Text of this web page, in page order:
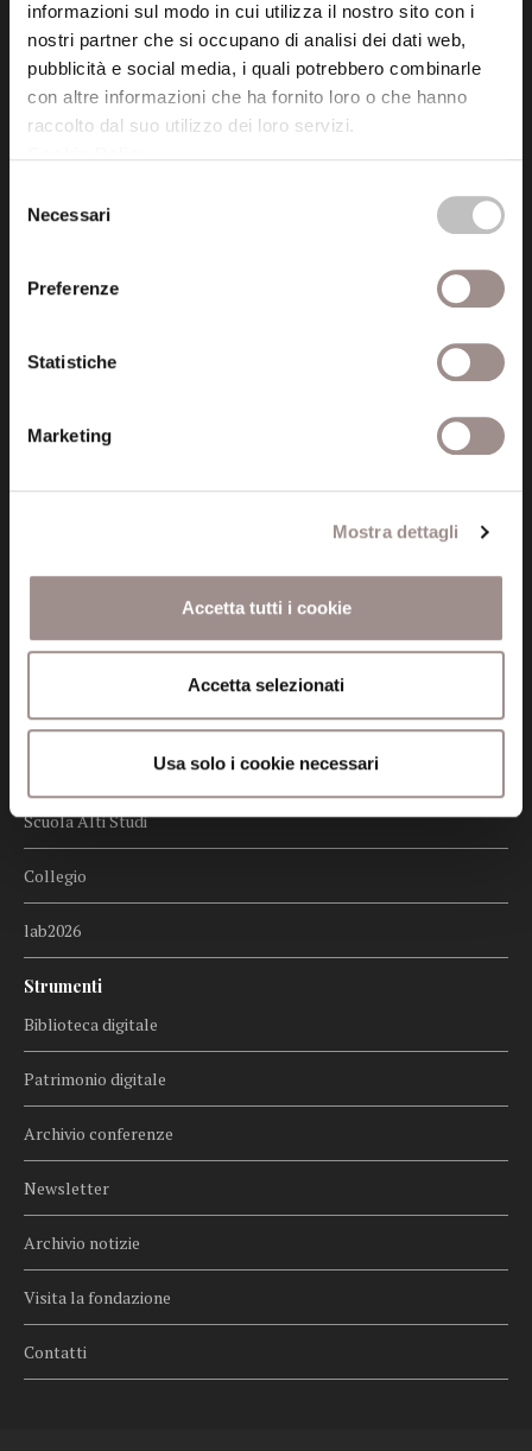
informazioni sul modo in cui utilizza il nostro sito con i
nostri partner che si occupano di analisi dei dati web,
pubblicità e social media, i quali potrebbero combinarle
con altre informazioni che ha fornito loro o che hanno
raccolto dal suo utilizzo dei loro servizi.
delNecessari
Preferenze
Statistiche
Marketing
Mostra dettagli
Accetta tutti i cookie
Accetta selezionati
Usa solo i cookie necessari
Seguici
Certificazioni
Biblioteca
Centro Culturale
Centro Studi Religiosi
Scuola Alti Studi
Collegio
lab2026
Strumenti
Biblioteca digitale
Patrimonio digitale
Archivio conferenze
Newsletter
Archivio notizie
Visita la fondazione
Contatti